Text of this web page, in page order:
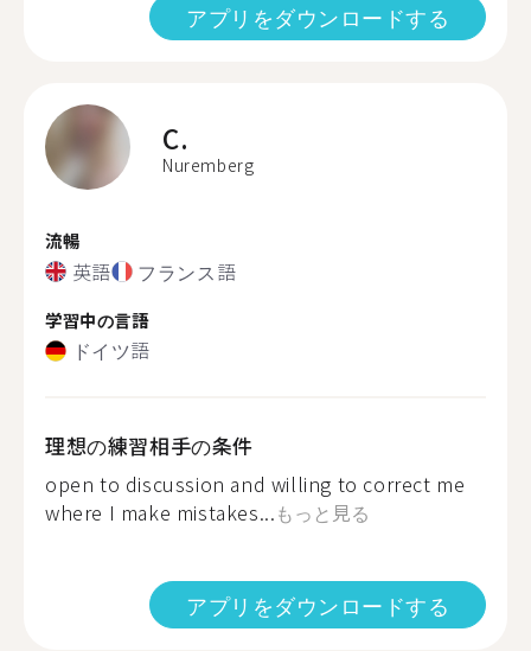
アプリをダウンロードする
C.
Nuremberg
流暢
英語 フランス語
学習中の言語
ドイツ語
理想の練習相手の条件
open to discussion and willing to correct me
where I make mistakes...もっと見る
アプリをダウンロードする